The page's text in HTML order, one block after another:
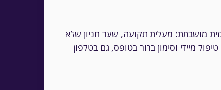
מושבתת: מעלית תקועה, שער חניון שלא
מיידי וסימון ברור בטופס, גם בטלפון